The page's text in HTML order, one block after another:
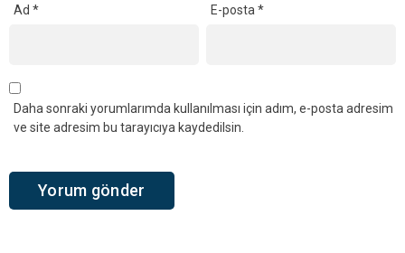
Ad * E-posta*
Daha sonraki yorumlarımda kullanılması için adım, e-posta adresim
ve site adresim bu tarayıcıya kaydedilsin.